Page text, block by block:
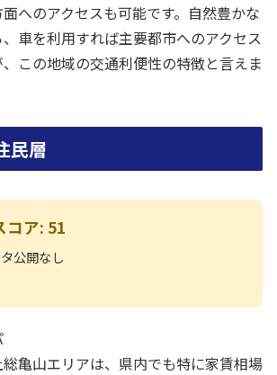
へのアクセスも可能です。自然豊かな
車を利用すれば主要都市へのアクセス
この地域の交通利便性の特徴と言えま
民層
コア: 51
公開なし
亀山エリアは、県内でも特に家賃相場